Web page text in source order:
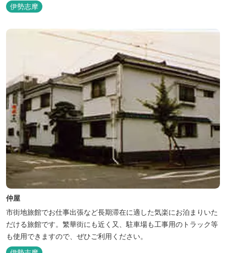
伊勢志摩
仲屋
市街地旅館でお仕事出張など長期滞在に適した気楽にお泊まりいた
だける旅館です。繁華街にも近く又、駐車場も工事用のトラック等
も使用できますので、ぜひご利用ください。